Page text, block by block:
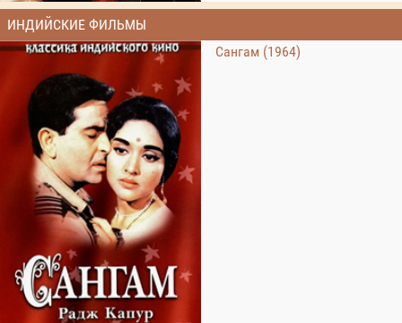
ИНДИЙСКИЕ ФИЛЬМЫ
Сангам (1964)